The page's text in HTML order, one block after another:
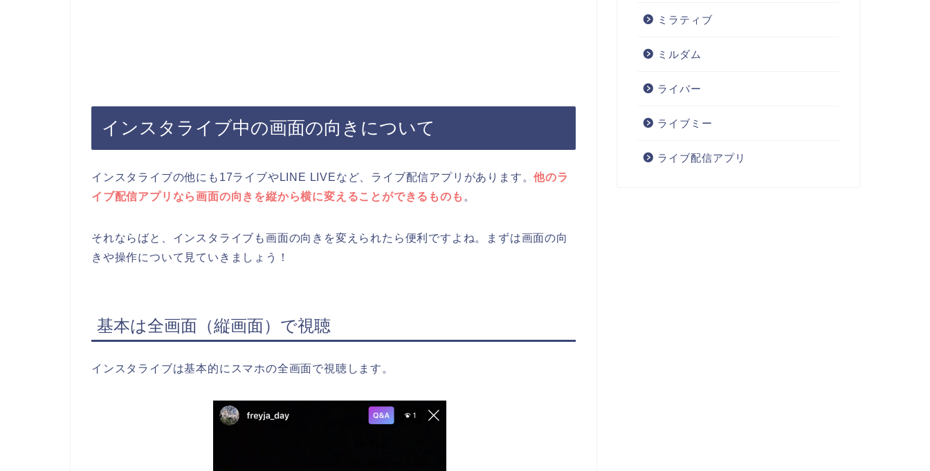
インスタライブ中の画面の向きについて
インスタライブの他にも17ライブやLINE LIVEなど、ライブ配信アプリがあります。他のラ
イブ配信アプリなら画面の向きを縦から横に変えることができるものも 。
それならばと、インスタライブも画面の向きを変えられたら便利ですよね。まずは画面の向
きや操作について見ていきましょう！
基本は全画面（縦画面）で視聴
インスタライブは基本的にスマホの全画面で視聴します。
ミラティブ
ミルダム
ライバー
ライブミー
ライブ配信アプリ